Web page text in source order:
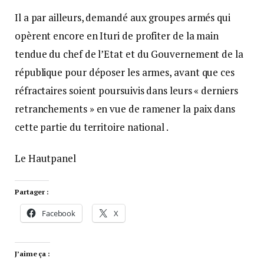
Il a par ailleurs, demandé aux groupes armés qui
opèrent encore en Ituri de profiter de la main
tendue du chef de l’Etat et du Gouvernement de la
république pour déposer les armes, avant que ces
réfractaires soient poursuivis dans leurs « derniers
retranchements » en vue de ramener la paix dans
cette partie du territoire national .
Le Hautpanel
Partager :
Facebook X
J’aime ça :